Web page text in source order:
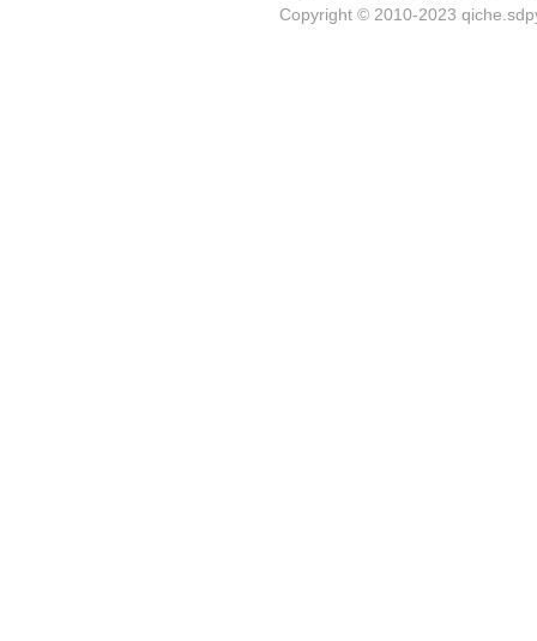
Copyright © 2010-2023